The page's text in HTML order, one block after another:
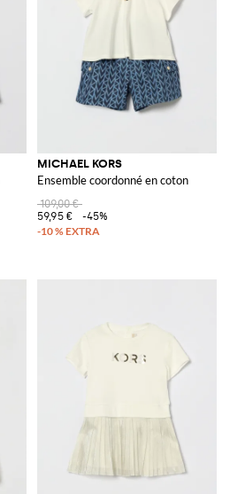
MICHAEL KORS
Ensemble coordonné en coton
109,00 €
59,95 €
-45%